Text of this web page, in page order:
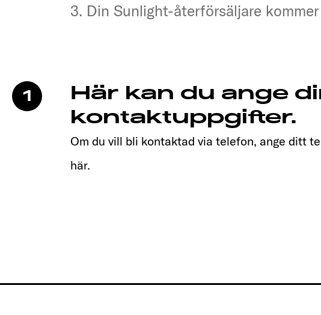
3. Din Sunlight-återförsäljare
3. Din Sunlight-återförsäljare
1
Här kan du ange
kontaktuppgifter.
Om du vill bli kontaktad via telefon, ange ditt
här.